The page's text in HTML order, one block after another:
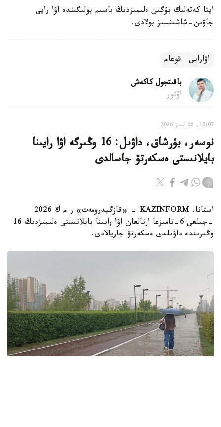
ايتا كەتەلىك بۇگىن ەلىمىزدىڭ باسىم بولىگىندە اۋا رايى
جاۋىن-شاشىنسىز بولادى.
اۋارايى قوعام
باقىتجول كاكەش
اۆتور
10:07, 06 تامىز 2026
نوسەر، بۇرشاق، داۋىل: 16 وڭىرگە اۋا رايىنا
بايلانىستى ەسكەرتۋ جاسالدى
استانا. KAZINFORM - «قازگيدرومەت» ر م ك 2026
-جىلعى 6-تامىزعا ارنالعان اۋا رايىنا بايلانىستى ەلىمىزدىڭ 16
وڭىرىندە داۋىلدى ەسكەرتۋ جاريالادى.